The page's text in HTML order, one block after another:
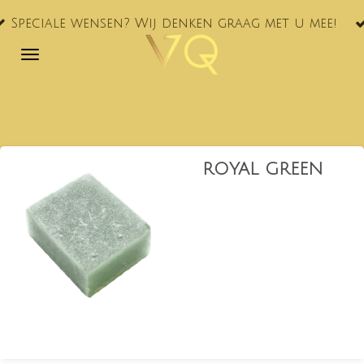
Ga
naar
Wij denken graag met u mee!
ROYAL GREEN